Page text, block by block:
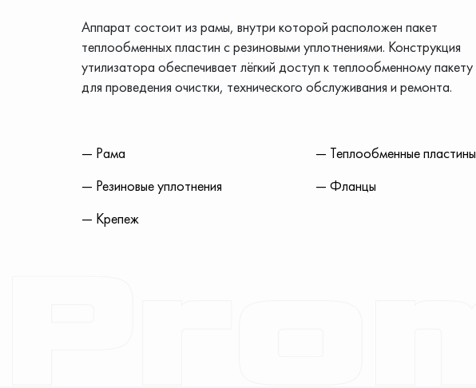
Аппарат состоит из рамы, внутри которой расположен пакет
теплообменных пластин с резиновыми уплотнениями. Конструкция
утилизатора обеспечивает лёгкий доступ к теплообменному пакету
для проведения очистки, технического обслуживания и ремонта.
— Рама
— Резиновые уплотнения
— Крепеж
— Теплообменные пластины
— Фланцы